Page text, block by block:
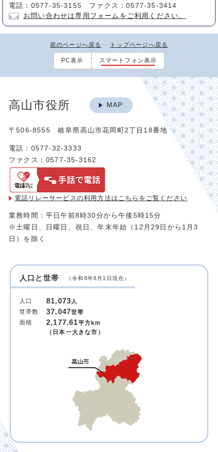
電話：0577-35-3155 ファクス：0577-35-3414
お問い合わせは専用フォームをご利用ください。
前のページへ戻る トップページへ戻る
PC表示 スマートフォン表示
高山市役所 MAP
〒506-8555 岐阜県高山市花岡町2丁目18番地
電話：0577-32-3333
ファクス：0577-35-3162
電話リレーサービスの利用方法は こちらをご覧ください
業務時間：平日午前8時30分から午後5時15分
※土曜日、日曜日、祝日、年末年始（12月29日から1月3
日）を除く
人口と世帯 （令和8年8月1日現在）
人口 81,073人
世帯数
37,047世帯
面積
2,177.61平方km
（日本一大きな市）